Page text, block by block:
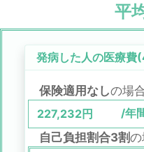
平
発病した人の医療費(
保険適用なしの場
227,232円 /年
自己負担割合3割